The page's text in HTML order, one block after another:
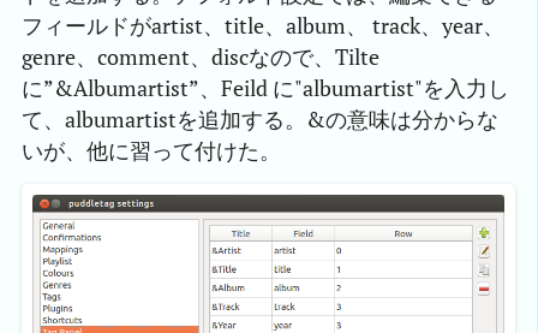
フィールドがartist、title、album、 track、year、
genre、comment、discなので、Tilte
に”&Albumartist”、Feild に"albumartist"を入力し
て、albumartistを追加する。&の意味は分からな
いが、他に習って付けた。